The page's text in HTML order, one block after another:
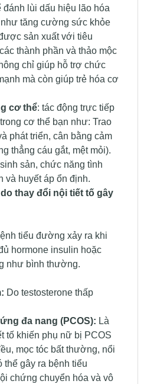
đánh lùi dấu hiệu lão hóa
tăng cường sức khỏe
sản xuất với tiêu
thành phần và thảo mộc
chỉ giúp hỗ trợ chức
mà còn giúp trẻ hóa cơ
cơ thể: tác động trực tiếp
cơ thể bạn như: Trao
phát triển, cân bằng cảm
thẳng cáu gắt, mệt mỏi).
sản, chức năng tình
và huyết áp ổn định.
thay đổi nội tiết tố gây
tiểu đường xảy ra khi
hormone insulin hoặc
như bình thường.
Do testosterone thấp
đa nang (PCOS): Là
tố khiến phụ nữ bị PCOS
mọc tóc bất thường, nổi
thể gây ra bệnh tiểu
chứng chuyển hóa và vô